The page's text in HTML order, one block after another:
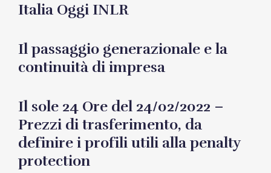
Italia Oggi INLR
Il passaggio generazionale e la
continuità di impresa
Il sole 24 Ore del 24/02/2022 –
Prezzi di trasferimento, da
definire i profili utili alla penalty
protection